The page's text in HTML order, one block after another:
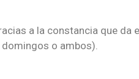
a la constancia que da
o ambos).